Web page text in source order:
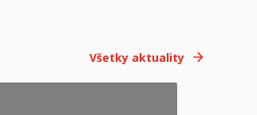
Všetky aktuality